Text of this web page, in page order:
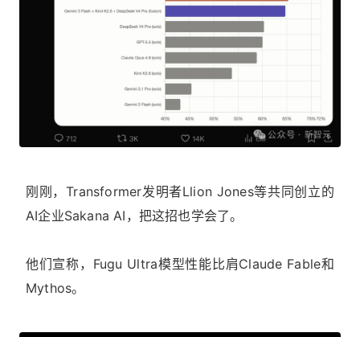
刚刚，Transformer发明者Llion Jones等共同创立的
AI企业Sakana AI，把这招也学会了。
他们宣称，Fugu Ultra模型性能比肩Claude Fable和
Mythos。